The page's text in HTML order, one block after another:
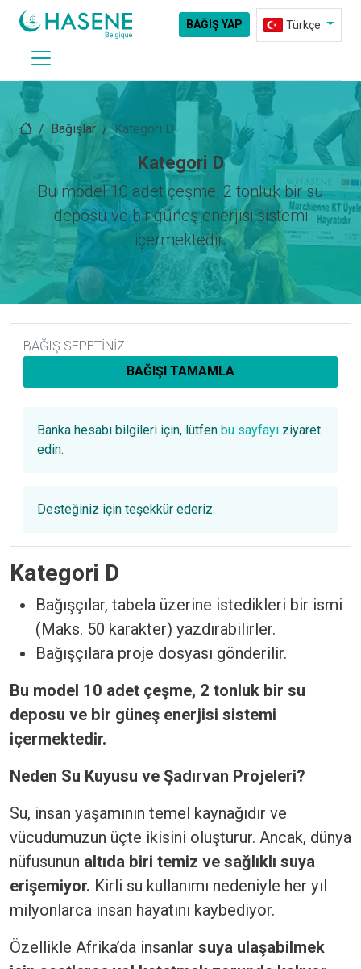
BAĞIŞ YAP Türkçe
Bağışlar Kategori D
Kategori D
Bu model 10 adet çeşme, 2 tonluk bir su
deposu ve bir güneş enerjisi sistemi
içermektedir.
Kategori D
Bağışçılar, tabela üzerine istedikleri bir ismi
(Maks. 50 karakter) yazdırabilirler.
Bağışçılara proje dosyası gönderilir.
Bu model 10 adet çeşme, 2 tonluk bir su
deposu ve bir güneş enerjisi sistemi
içermektedir.
Neden Su Kuyusu ve Şadırvan Projeleri?
Su, insan yaşamının temel kaynağıdır ve
vücudumuzun üçte ikisini oluşturur. Ancak, dünya
nüfusunun altıda biri temiz ve sağlıklı suya
erişemiyor. Kirli su kullanımı nedeniyle her yıl
milyonlarca insan hayatını kaybediyor.
Özellikle Afrika’da insanlar suya ulaşabilmek
BAĞIŞ SEPETINIZ
BAĞIŞI TAMAMLA
Banka hesabı bilgileri için, lütfen bu sayfayı ziyaret
edin.
Desteğiniz için teşekkür ederiz.